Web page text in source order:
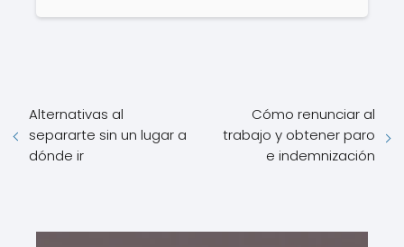
Alternativas al
separarte sin un lugar a
dónde ir
Cómo renunciar al
trabajo y obtener paro
e indemnización